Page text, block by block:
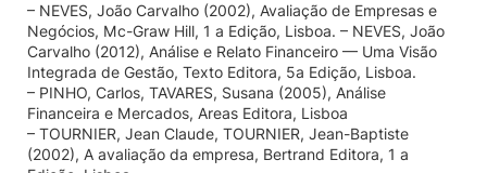
– NEVES, João Carvalho (2002), Avaliação de Empresas e
Negócios, Mc-Graw Hill, 1 a Edição, Lisboa. – NEVES, João
Carvalho (2012), Análise e Relato Financeiro — Uma Visão
Integrada de Gestão, Texto Editora, 5a Edição, Lisboa.
– PINHO, Carlos, TAVARES, Susana (2005), Análise
Financeira e Mercados, Areas Editora, Lisboa
– TOURNIER, Jean Claude, TOURNIER, Jean-Baptiste
(2002), A avaliação da empresa, Bertrand Editora, 1 a